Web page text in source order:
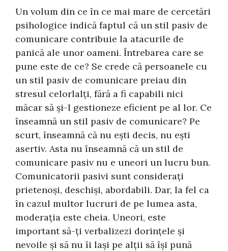
Un volum din ce în ce mai mare de cercetări
psihologice indică faptul că un stil pasiv de
comunicare contribuie la atacurile de
panică ale unor oameni. Întrebarea care se
pune este de ce? Se crede că persoanele cu
un stil pasiv de comunicare preiau din
stresul celorlalți, fără a fi capabili nici
măcar să și-l gestioneze eficient pe al lor. Ce
înseamnă un stil pasiv de comunicare? Pe
scurt, înseamnă că nu ești decis, nu ești
asertiv. Asta nu înseamnă că un stil de
comunicare pasiv nu e uneori un lucru bun.
Comunicatorii pasivi sunt considerați
prietenoși, deschiși, abordabili. Dar, la fel ca
în cazul multor lucruri de pe lumea asta,
moderația este cheia. Uneori, este
important să-ți verbalizezi dorințele și
nevoile și să nu îi lași pe alții să își pună